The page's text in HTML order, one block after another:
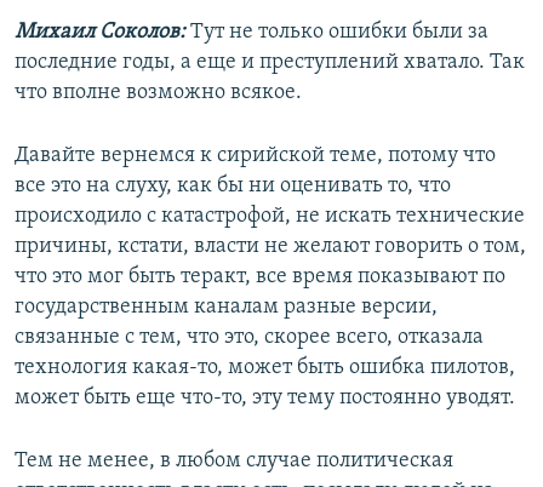
Михаил Соколов:Тут не только ошибки были за
последние годы, а еще и преступлений хватало. Так
что вполне возможно всякое.
Давайте вернемся к сирийской теме, потому что
все это на слуху, как бы ни оценивать то, что
происходило с катастрофой, не искать технические
причины, кстати, власти не желают говорить о том,
что это мог быть теракт, все время показывают по
государственным каналам разные версии,
связанные с тем, что это, скорее всего, отказала
технология какая-то, может быть ошибка пилотов,
может быть еще что-то, эту тему постоянно уводят.
Тем не менее, в любом случае политическая